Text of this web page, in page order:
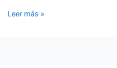
Leer más »